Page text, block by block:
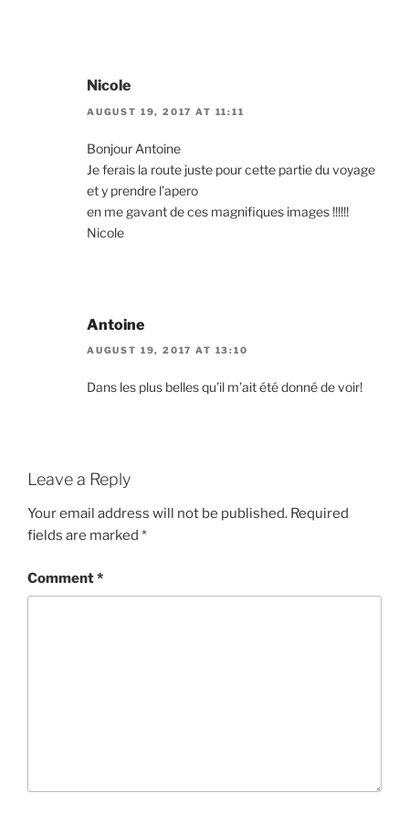
Nicole
AUGUST 19, 2017 AT 11:11
Bonjour Antoine
Je ferais la route juste pour cette partie du voyage
et y prendre l’apero
en me gavant de ces magnifiques images !!!!!!
Nicole
Antoine
AUGUST 19, 2017 AT 13:10
Dans les plus belles qu’il m’ait été donné de voir!
Leave a Reply
Your email address will not be published. Required
fields are marked *
Comment*